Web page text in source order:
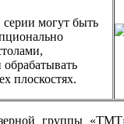
могут быть
плоскостях.
группы